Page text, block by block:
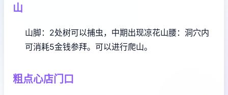
山
山脚：2处树可以捕虫，中期出现凉花山腰：洞穴内
可消耗5金钱参拜。可以进行爬山。
粗点心店门口